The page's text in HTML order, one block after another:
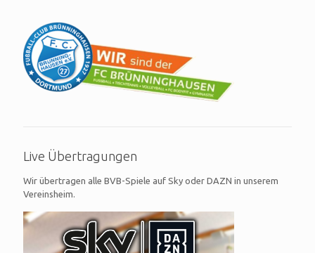
Live Übertragungen
Wir übertragen alle BVB-Spiele auf Sky oder DAZN in unserem
Vereinsheim.